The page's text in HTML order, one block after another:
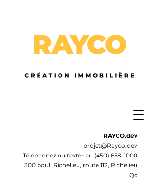
RAYCO.dev
projet@Rayco.dev
Téléphonez ou texter au (450) 658-1000
300 boul. Richelieu, route 112, Richelieu
Qc